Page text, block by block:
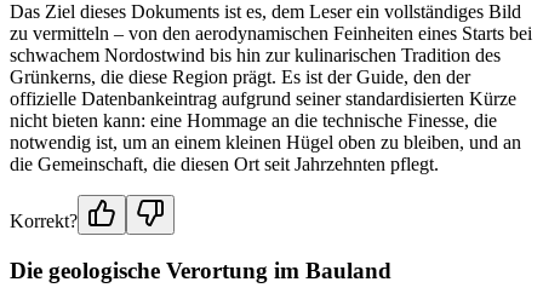
Das Ziel dieses Dokuments ist es, dem Leser ein vollständiges Bild
zu vermitteln – von den aerodynamischen Feinheiten eines Starts bei
schwachem Nordostwind bis hin zur kulinarischen Tradition des
Grünkerns, die diese Region prägt. Es ist der Guide, den der
offizielle Datenbankeintrag aufgrund seiner standardisierten Kürze
nicht bieten kann: eine Hommage an die technische Finesse, die
notwendig ist, um an einem kleinen Hügel oben zu bleiben, und an
die Gemeinschaft, die diesen Ort seit Jahrzehnten pflegt.
Korrekt?
Die geologische Verortung im Bauland